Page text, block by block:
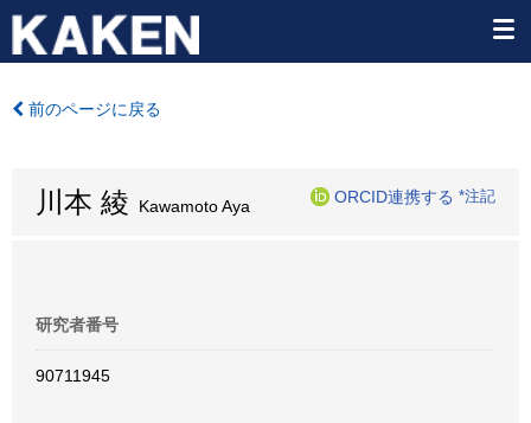
前のページに戻る
川本 綾 Kawamoto Aya
ORCID連携する *注記
研究者番号
90711945